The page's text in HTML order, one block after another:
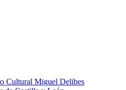
Cultural Miguel Delibes